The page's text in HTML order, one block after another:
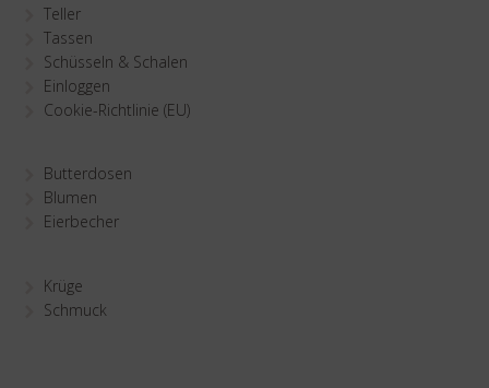
Teller
Tassen
Schüsseln & Schalen
Einloggen
Cookie-Richtlinie (EU)
Butterdosen
Blumen
Eierbecher
Krüge
Schmuck